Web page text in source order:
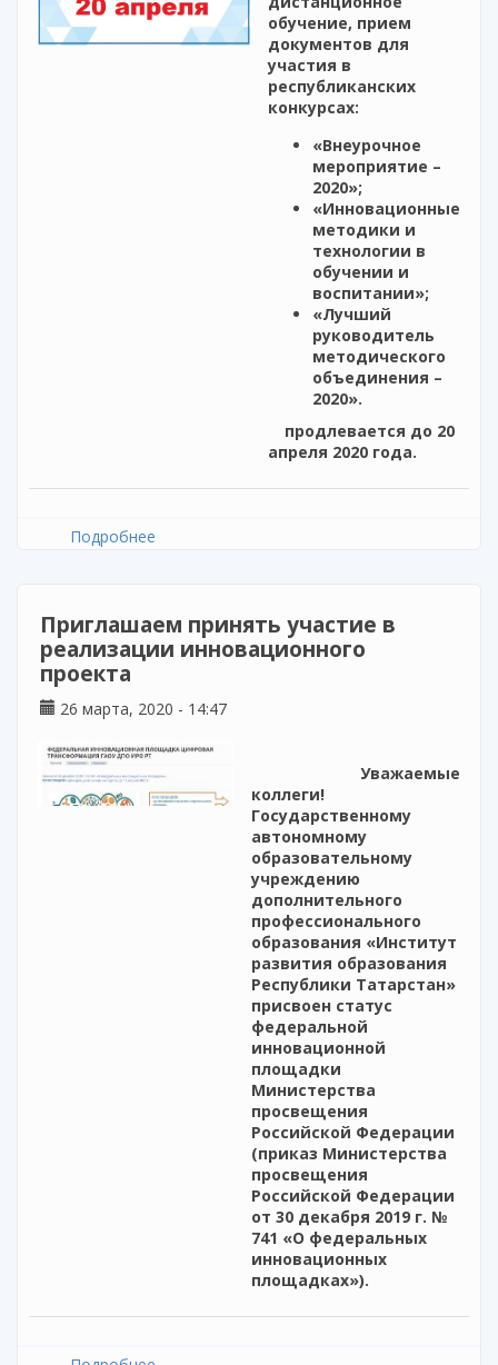
обучение, прием
документов для
участия в
республиканских
конкурсах:
«Внеурочное
мероприятие –
2020»;
«Инновационные
методики и
технологии в
обучении и
воспитании»;
«Лучший
руководитель
методического
объединения –
2020».
продлевается до 20
апреля 2020 года.
Подробнее
воспитании», «Лучший руководитель
методического объединения – 2020»
Приглашаем принять участие в
реализации инновационного
проекта
26 марта, 2020 - 14:47
Уважаемые
коллеги!
Государственному
автономному
образовательному
учреждению
дополнительного
профессионального
образования «Институт
развития образования
Республики Татарстан»
присвоен статус
федеральной
инновационной
площадки
Министерства
просвещения
Российской Федерации
(приказ Министерства
просвещения
Российской Федерации
от 30 декабря 2019 г. №
741 «О федеральных
инновационных
площадках»).